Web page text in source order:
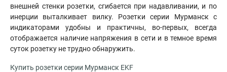
внешней стенки розетки, сгибается при надавливании, и по
инерции выталкивает вилку. Розетки серии Мурманск с
индикаторами удобны и практичны, во-первых, всегда
отображается наличие напряжения в сети и в темное время
суток розетку не трудно обнаружить.
Купить розетки серии Мурманск EKF